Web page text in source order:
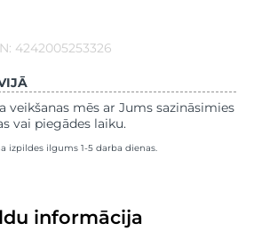
4242005253326
veikšanas mēs ar Jums sazināsimies
vai piegādes laiku.
izpildes ilgums 1-5 darba dienas.
informācija